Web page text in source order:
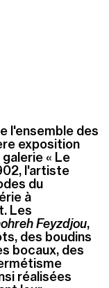
l'ensemble des
exposition
« Le
l'artiste
du
à
Les
Feyzdjou,
des boudins
bocaux, des
réalisées